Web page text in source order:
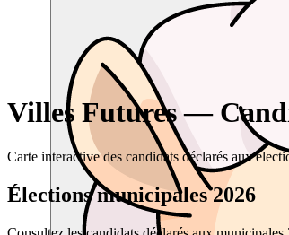
Villes Futures —
Carte interactive des candidats déclarés aux
Élections municipales 2026